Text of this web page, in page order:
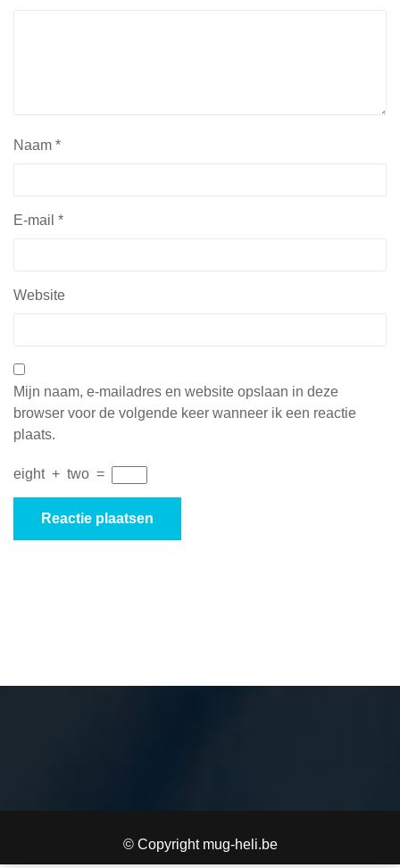
Naam *
E-mail *
Website
Mijn naam, e-mailadres en website opslaan in deze
browser voor de volgende keer wanneer ik een reactie
plaats.
eight + two =
© Copyright mug-heli.be